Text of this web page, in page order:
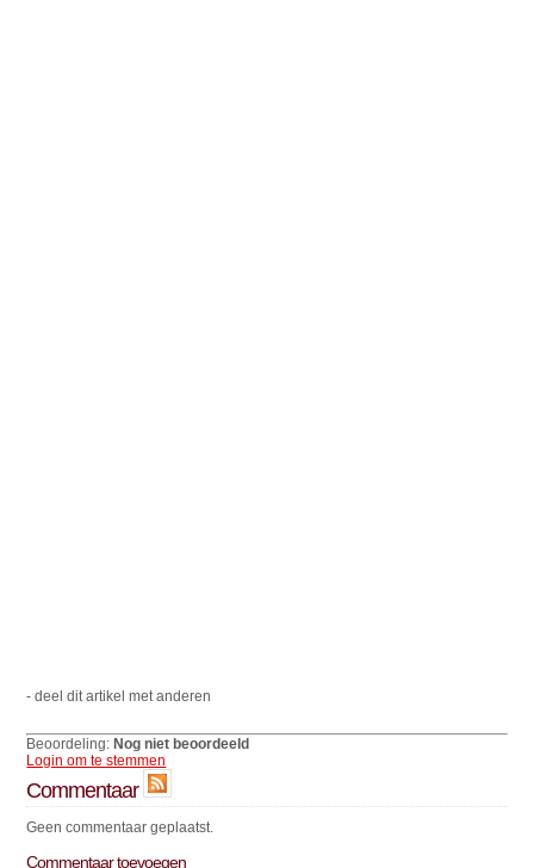
- deel dit artikel met anderen
Beoordeling:Nog niet beoordeeld
Login om te stemmen
Commentaar
Geen commentaar geplaatst.
Commentaar toevoegen